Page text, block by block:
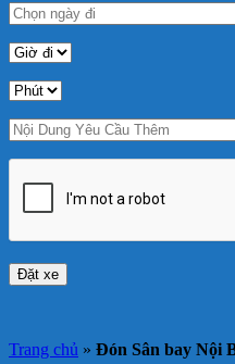
Trang chủ » Đón Sân bay Nội